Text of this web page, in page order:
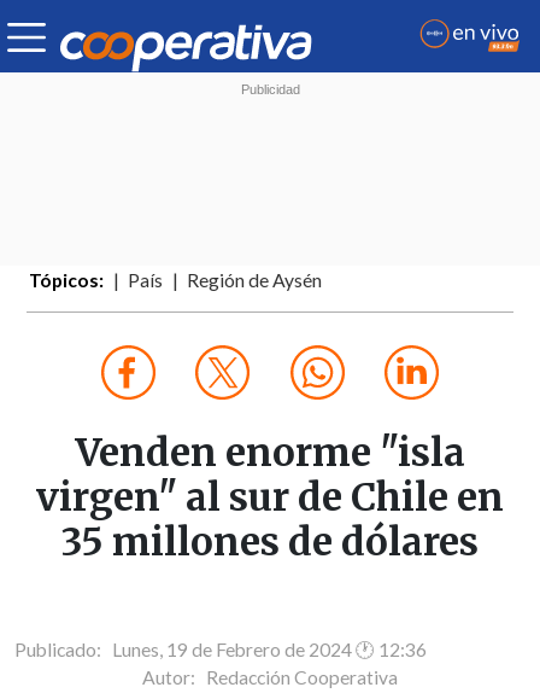
Tópicos: País Región de Aysén
Venden enorme "isla
virgen" al sur de Chile en
35 millones de dólares
Publicado: Lunes, 19 de Febrero de 2024 🕐 12:36
Autor: Redacción Cooperativa